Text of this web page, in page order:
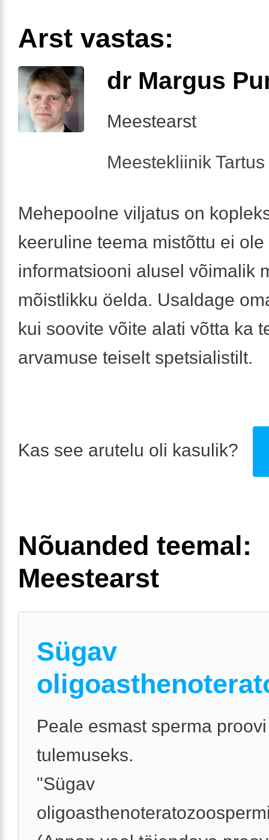
Arst vastas:
dr Margus
Meestearst
Meestekliinik
Mehepoolne viljatus on
keeruline teema mistõttu ei
informatsiooni alusel võimalik
mõistlikku öelda. Usaldage
kui soovite võite alati võtta ka
arvamuse teiselt spetsialistilt.
Kas see arutelu oli kasulik?
Nõuanded teemal:
Meestearst
Sügav
Peale esmast sperma
tulemuseks.
"Sügav